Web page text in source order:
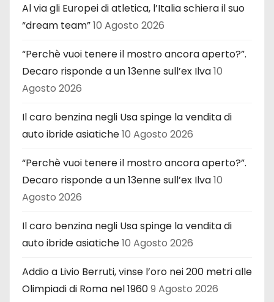
Al via gli Europei di atletica, l’Italia schiera il suo
“dream team”10 Agosto 2026
“Perchè vuoi tenere il mostro ancora aperto?”.
Decaro risponde a un 13enne sull’ex Ilva10
Agosto 2026
Il caro benzina negli Usa spinge la vendita di
auto ibride asiatiche10 Agosto 2026
“Perchè vuoi tenere il mostro ancora aperto?”.
Decaro risponde a un 13enne sull’ex Ilva10
Agosto 2026
Il caro benzina negli Usa spinge la vendita di
auto ibride asiatiche10 Agosto 2026
Addio a Livio Berruti, vinse l’oro nei 200 metri alle
Olimpiadi di Roma nel 19609 Agosto 2026